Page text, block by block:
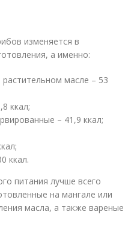
изменяется в
а именно:
масле – 53
ккал;
– 41,9 ккал;
ккал.
питания лучше всего
на мангале или
масла, а также вареные